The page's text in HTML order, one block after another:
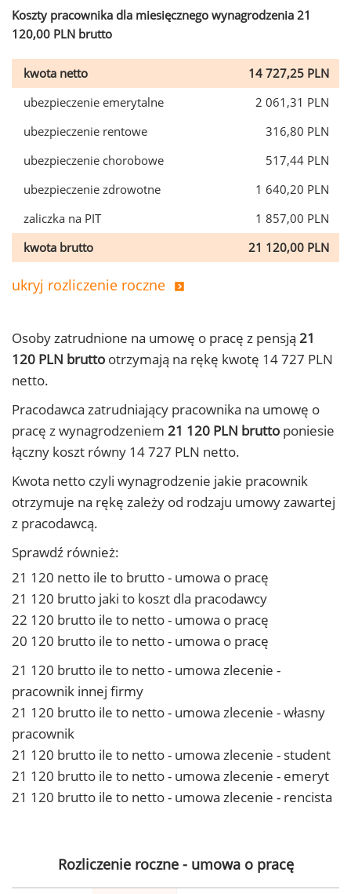
Koszty pracownika dla miesięcznego wynagrodzenia 21
120,00 PLN brutto
kwota netto
14 727,25 PLN
ubezpieczenie emerytalne
2 061,31 PLN
ubezpieczenie rentowe
316,80 PLN
ubezpieczenie chorobowe
517,44 PLN
ubezpieczenie zdrowotne
1 640,20 PLN
zaliczka na PIT
1 857,00 PLN
kwota brutto
21 120,00 PLN
ukryj rozliczenie roczne
Osoby zatrudnione na umowę o pracę z pensją 21
120 PLN brutto otrzymają na rękę kwotę 14 727 PLN
netto.
Pracodawca zatrudniający pracownika na umowę o
pracę z wynagrodzeniem 21 120 PLN brutto poniesie
łączny koszt równy 14 727 PLN netto.
Kwota netto czyli wynagrodzenie jakie pracownik
otrzymuje na rękę zależy od rodzaju umowy zawartej
z pracodawcą.
Sprawdź również:
21 120 netto ile to brutto - umowa o pracę
21 120 brutto jaki to koszt dla pracodawcy
22 120 brutto ile to netto - umowa o pracę
20 120 brutto ile to netto - umowa o pracę
21 120 brutto ile to netto - umowa zlecenie -
pracownik innej firmy
21 120 brutto ile to netto - umowa zlecenie - własny
pracownik
21 120 brutto ile to netto - umowa zlecenie - student
21 120 brutto ile to netto - umowa zlecenie - emeryt
21 120 brutto ile to netto - umowa zlecenie - rencista
Rozliczenie roczne - umowa o pracę